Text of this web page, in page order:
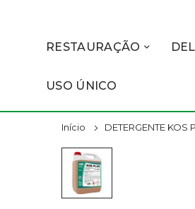
RESTAURAÇÃO
USO ÚNICO
Início DETERGENTE KOS
Pular
para